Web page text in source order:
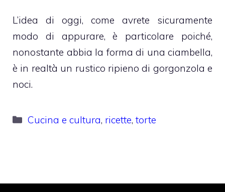
L’idea di oggi, come avrete sicuramente
modo di appurare, è particolare poiché,
nonostante abbia la forma di una ciambella,
è in realtà un rustico ripieno di gorgonzola e
noci.
Categorie
Cucina e cultura, ricette,torte